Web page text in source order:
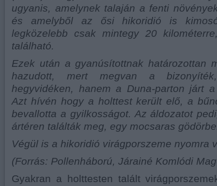
ugyanis, amelynek talaján a fenti
és amelyből az ősi hikoridió is
legközelebb csak mintegy 20
található.
Ezek után a gyanúsítottnak határozottan
hazudott, mert megvan a
hegyvidéken, hanem a Duna-parton járt
Azt hívén hogy a holttest került elő, a
bevallotta a gyilkosságot. Az áldozatot
ártéren találták meg, egy mocsaras
Végül is a hikoridió virágporszeme nyomra
(Forrás: Pollenháború, Járainé Komlódi
Gyakran a holttesten talált